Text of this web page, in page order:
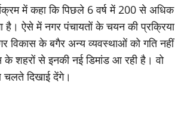
में कहा कि पिछले 6 वर्ष में 200 से अधिक
है। ऐसे में नगर पंचायतों के चयन की प्रक्रिया
विकास के बगैर अन्य व्यवस्थाओं को गति नहीं
शहरों से इनकी नई डिमांड आ रही है। वो
चलते दिखाई देंगे।